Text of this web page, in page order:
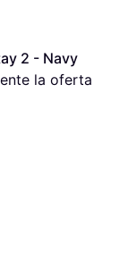
2 - Navy
la oferta